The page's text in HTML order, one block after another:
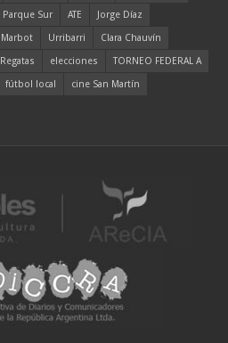
Parque Sur ATE
Jorge Díaz
Marbot Urribarri
Clara Chauvín
Regatas elecciones
TORNEO FEDERAL A
fútbol local cine San Martín